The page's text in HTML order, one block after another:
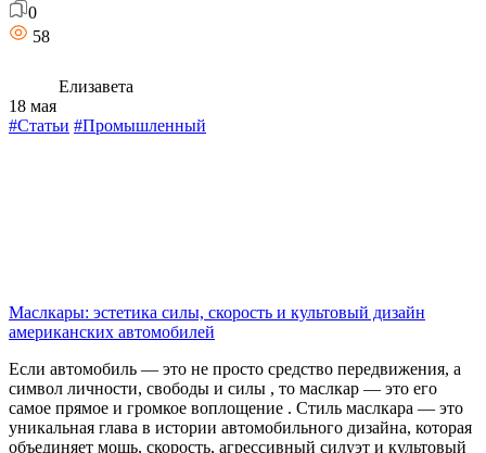
0
58
Елизавета
18 мая
#Статьи #Промышленный
Маслкары: эстетика силы, скорость и культовый дизайн
американских автомобилей
Если автомобиль — это не просто средство передвижения, а
символ личности, свободы и силы , то маслкар — это его
самое прямое и громкое воплощение . Стиль маслкара — это
уникальная глава в истории автомобильного дизайна, которая
объединяет мощь, скорость, агрессивный силуэт и культовый